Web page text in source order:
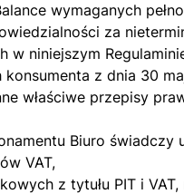
wymaganych
za
w niniejszym
z dnia 30
właściwe przepisy
Biuro świadczy
VAT,
z tytułu PIT i